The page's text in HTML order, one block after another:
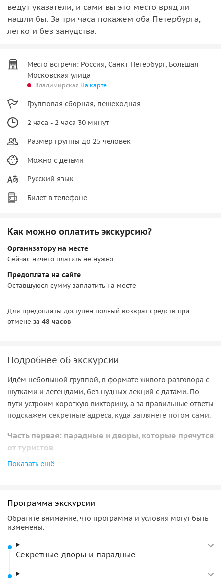
ведут указатели, и сами вы это место вряд ли
нашли бы. За три часа покажем оба Петербурга,
легко и без занудства.
Место встречи: Россия, Санкт-Петербург, Большая
Московская улица
Владимирская На карте
Групповая сборная, пешеходная
2 часа - 2 часа 30 минут
Размер группы до 25 человек
Можно с детьми
Русский язык
Билет в телефоне
Как можно оплатить экскурсию?
Организатору на месте
Сейчас ничего платить не нужно
Предоплата на сайте
Оставшуюся сумму заплатить на месте
Для предоплаты доступен полный возврат средств при
отмене за 48 часов
Подробнее об экскурсии
Идём небольшой группой, в формате живого разговора с
шутками и легендами, без нудных лекций с датами. По
пути устроим короткую викторину, а за правильные ответы
подскажем секретные адреса, куда заглянете потом сами.
Часть первая: парадные и дворы, которые прячутся
от туристов
Начнём с района у Владимирской площади. Это лабиринт
▪︎ Знаменитый двор-котик у Пяти углов: его почти никто не
находит без подсказки
▪︎ Особняк водочного короля Каншина: кариатиды,
▪︎ Пряничный дом Никонова: фасад в цветных изразцах, от
▪︎ Дворы Толстовского дома, знакомые по российскому
Показать ещё
Программа экскурсии
Обратите внимание, что программа и условия могут быть
изменены.
Секретные дворы и парадные